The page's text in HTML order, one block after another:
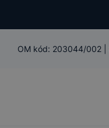
OM kód: 203044/002